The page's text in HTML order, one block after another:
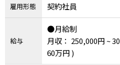
雇用形態 契約社員
給与
●月給制
月収： 250,000円 ~
60万円 )